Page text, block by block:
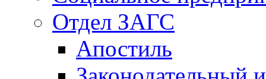
Отдел ЗАГС
Апостиль